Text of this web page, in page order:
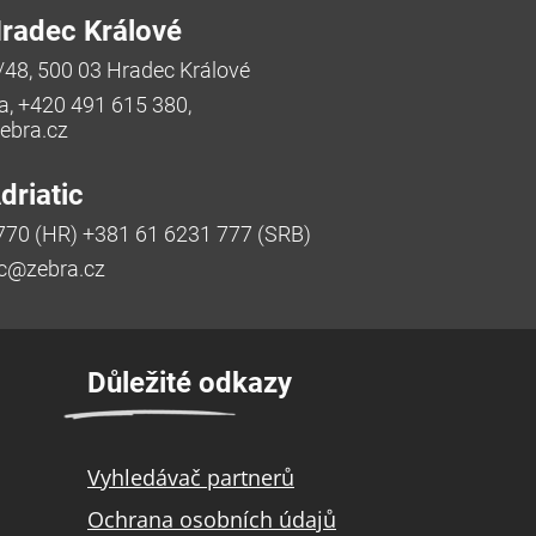
Králové
500 03 Hradec Králové
+420 491 615 380,
(HR) +381 61 6231 777 (SRB)
Důležité odkazy
Vyhledávač partnerů
Ochrana osobních údajů